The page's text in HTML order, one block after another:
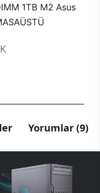
1TB M2 Asus
Yorumlar (9)